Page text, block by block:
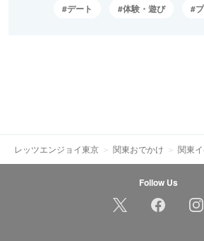
デート 体験・遊び
レッツエンジョイ東京 関東おでかけ 関東
Follow Us